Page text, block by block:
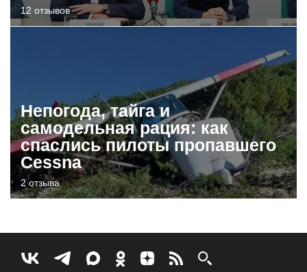
12 отзывов
Непогода, тайга и
самодельная рация: как
спаслись пилоты пропавшего
Cessna
2 отзыва